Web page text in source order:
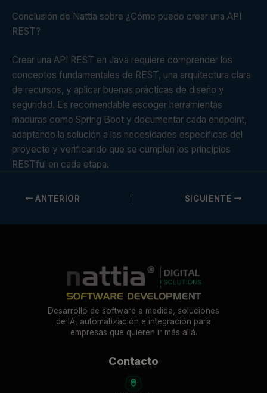
Conclusión de Nattia sobre ¿Cómo puedo crear una API
REST?
Crear una API REST en Java requiere comprender los
conceptos fundamentales de REST, una arquitectura clara
de recursos, y aplicar buenas prácticas de diseño y
seguridad. Es recomendable escoger herramientas
maduras como Spring Boot y documentar cada endpoint,
adaptando la solución a las necesidades específicas del
proyecto y verificando que se cumplen los principios
RESTful en cada etapa.
ANTERIOR SIGUIENTE
Desarrollo de software a medida, soluciones
de IA, automatización e integración para
empresas que quieren ir más allá.
Contacto